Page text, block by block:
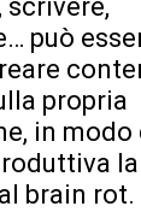
scrivere,
può
propria
in modo
la
brain rot.